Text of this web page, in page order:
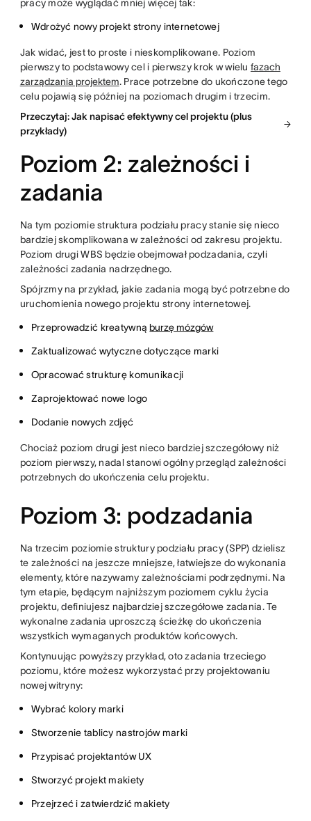
pracy może wyglądać mniej więcej tak:
Wdrożyć nowy projekt strony internetowej
Jak widać, jest to proste i nieskomplikowane. Poziom
pierwszy to podstawowy cel i pierwszy krok w wielu fazach
zarządzania projektem. Prace potrzebne do ukończone tego
celu pojawią się później na poziomach drugim i trzecim.
Przeczytaj: Jak napisać efektywny cel projektu (plus
przykłady)
Poziom 2: zależności i
zadania
Na tym poziomie struktura podziału pracy stanie się nieco
bardziej skomplikowana w zależności od zakresu projektu.
Poziom drugi WBS będzie obejmował podzadania, czyli
zależności zadania nadrzędnego.
Spójrzmy na przykład, jakie zadania mogą być potrzebne do
uruchomienia nowego projektu strony internetowej.
Przeprowadzić kreatywnąburzę mózgów
Zaktualizować wytyczne dotyczące marki
Opracować strukturę komunikacji
Zaprojektować nowe logo
Dodanie nowych zdjęć
Chociaż poziom drugi jest nieco bardziej szczegółowy niż
poziom pierwszy, nadal stanowi ogólny przegląd zależności
potrzebnych do ukończenia celu projektu.
Poziom 3: podzadania
Na trzecim poziomie struktury podziału pracy (SPP) dzielisz
te zależności na jeszcze mniejsze, łatwiejsze do wykonania
elementy, które nazywamy zależnościami podrzędnymi. Na
tym etapie, będącym najniższym poziomem cyklu życia
projektu, definiujesz najbardziej szczegółowe zadania. Te
wykonalne zadania uproszczą ścieżkę do ukończenia
wszystkich wymaganych produktów końcowych.
Kontynuując powyższy przykład, oto zadania trzeciego
poziomu, które możesz wykorzystać przy projektowaniu
nowej witryny:
Wybrać kolory marki
Stworzenie tablicy nastrojów marki
Przypisać projektantów UX
Stworzyć projekt makiety
Przejrzeć i zatwierdzić makiety